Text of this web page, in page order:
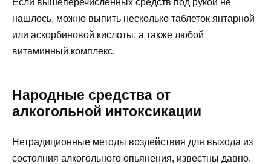
нашлось, можно выпить несколько таблеток янтарной
или аскорбиновой кислоты, а также любой
витаминный комплекс.
Народные средства от
алкогольной интоксикации
Нетрадиционные методы воздействия для выхода из
состояния алкогольного опьянения, известны давно.